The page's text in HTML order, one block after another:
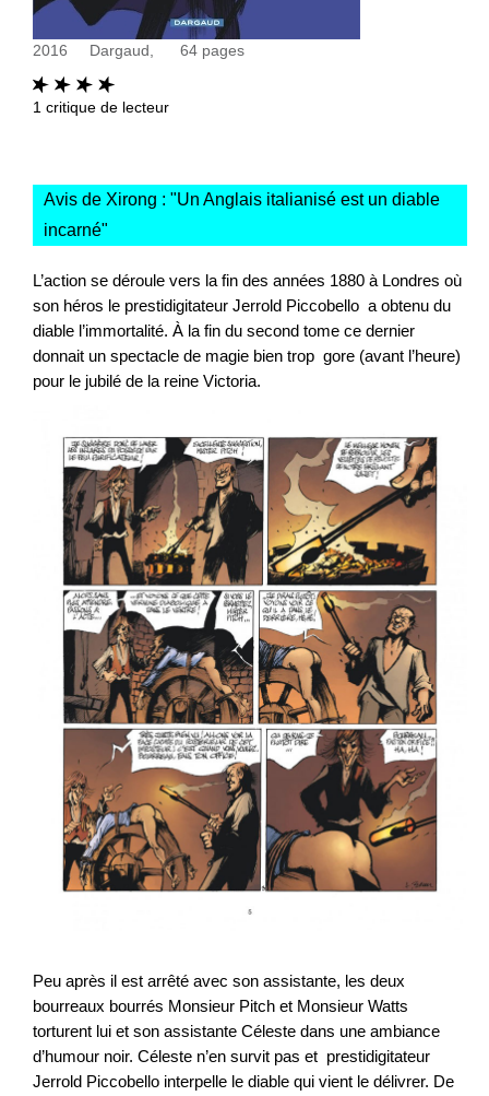
2016 Dargaud, 64 pages
1 critique de lecteur
Avis de Xirong : "Un Anglais italianisé est un diable
incarné"
L’action se déroule vers la fin des années 1880 à Londres où
son héros le prestidigitateur Jerrold Piccobello a obtenu du
diable l’immortalité. À la fin du second tome ce dernier
donnait un spectacle de magie bien trop gore (avant l’heure)
pour le jubilé de la reine Victoria.
Peu après il est arrêté avec son assistante, les deux
bourreaux bourrés Monsieur Pitch et Monsieur Watts
torturent lui et son assistante Céleste dans une ambiance
d’humour noir. Céleste n’en survit pas et prestidigitateur
Jerrold Piccobello interpelle le diable qui vient le délivrer. De